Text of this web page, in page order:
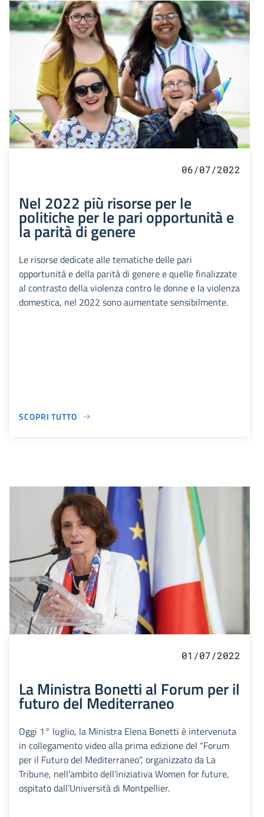
06/07/2022
Nel 2022 più risorse per le
politiche per le pari opportunità e
la parità di genere
Le risorse dedicate alle tematiche delle pari
opportunità e della parità di genere e quelle finalizzate
al contrasto della violenza contro le donne e la violenza
domestica, nel 2022 sono aumentate sensibilmente.
SCOPRI TUTTO
01/07/2022
La Ministra Bonetti al Forum per il
futuro del Mediterraneo
Oggi 1° luglio, la Ministra Elena Bonetti è intervenuta
in collegamento video alla prima edizione del “Forum
per il Futuro del Mediterraneo”, organizzato da La
Tribune, nell’ambito dell’iniziativa Women for future,
ospitato dall’Università di Montpellier.